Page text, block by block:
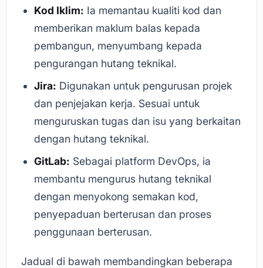
Kod Iklim: Ia memantau kualiti kod dan
memberikan maklum balas kepada
pembangun, menyumbang kepada
pengurangan hutang teknikal.
Jira: Digunakan untuk pengurusan projek
dan penjejakan kerja. Sesuai untuk
menguruskan tugas dan isu yang berkaitan
dengan hutang teknikal.
GitLab: Sebagai platform DevOps, ia
membantu mengurus hutang teknikal
dengan menyokong semakan kod,
penyepaduan berterusan dan proses
penggunaan berterusan.
Jadual di bawah membandingkan beberapa